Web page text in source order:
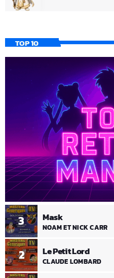
TOP 10
2 Le Petit Lord
CLAUDE LOMBARD
3 Mask
NOAM ET NICK CARR